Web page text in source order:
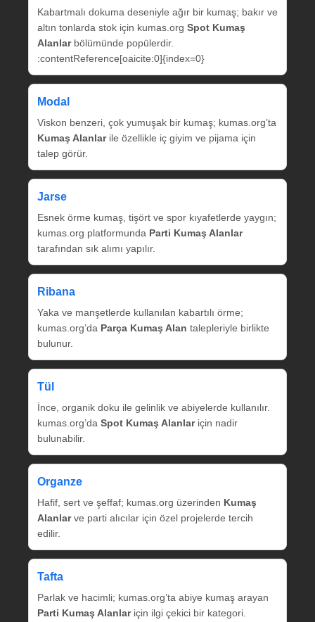
Kabartmalı dokuma deseniyle ağır bir kumaş; bakır ve
altın tonlarda stok için kumas.org Spot Kumaş
Alanlarbölümünde popülerdir.
:contentReference[oaicite:0]{index=0}
Modal
Viskon benzeri, çok yumuşak bir kumaş; kumas.org’ta
Kumaş Alanlarile özellikle iç giyim ve pijama için
talep görür.
Jarse
Esnek örme kumaş, tişört ve spor kıyafetlerde yaygın;
kumas.org platformunda Parti Kumaş Alanlar
tarafından sık alımı yapılır.
Ribana
Yaka ve manşetlerde kullanılan kabartılı örme;
kumas.org’da Parça Kumaş Alan talepleriyle birlikte
bulunur.
Tül
İnce, organik doku ile gelinlik ve abiyelerde kullanılır.
kumas.org’da Spot Kumaş Alanlariçin nadir
bulunabilir.
Organze
Hafif, sert ve şeffaf; kumas.org üzerinden Kumaş
Alanlarve parti alıcılar için özel projelerde tercih
edilir.
Tafta
Parlak ve hacimli; kumas.org’ta abiye kumaş arayan
Parti Kumaş Alanlariçin ilgi çekici bir kategori.